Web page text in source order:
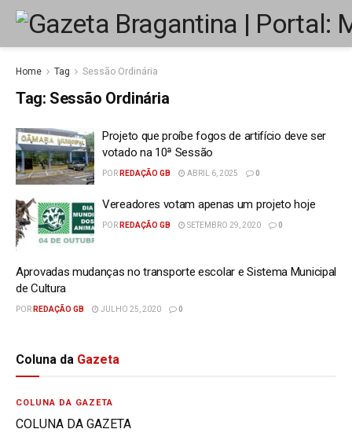
Home Tag Sessão Ordinária
Tag: Sessão Ordinária
Projeto que proíbe fogos de artifício deve ser
votado na 10ª Sessão
POR REDAÇÃO GB ABRIL 6, 2025 0
Vereadores votam apenas um projeto hoje
POR REDAÇÃO GB SETEMBRO 29, 2020 0
Aprovadas mudanças no transporte escolar e Sistema Municipal
de Cultura
POR REDAÇÃO GB JULHO 25, 2020 0
Coluna da Gazeta
COLUNA DA GAZETA
COLUNA DA GAZETA